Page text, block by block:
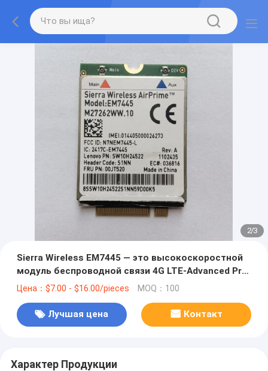
2/3
Sierra Wireless EM7445 — это высокоскоростной
модуль беспроводной связи 4G LTE-Advanced Pro
Cat.6 в форм-факторе M.2, предназначенный для
широкополосной связи для ноутбуков.
Цена：$7.00 - $16.00/pieces MOQ：100
Лучшая цена Контакт
Характер Продукции